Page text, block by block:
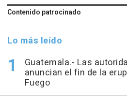
Contenido patrocinado
Lo más leído
Guatemala.- Las
anuncian el fin de la
Fuego